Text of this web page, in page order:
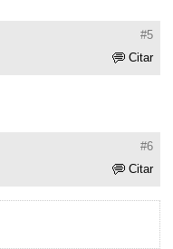
#5
Citar
#6
Citar